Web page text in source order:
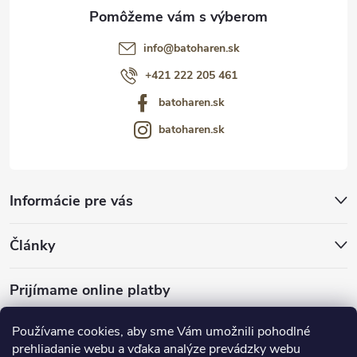
Používame cookies, aby sme Vám umožnili pohodlné
prehliadanie webu a vďaka analýze prevádzky webu
Informácie pre vás
Články
Prijímame online platby
info@batoharen.sk
+421 222 205 461
batoharen.sk
batoharen.sk